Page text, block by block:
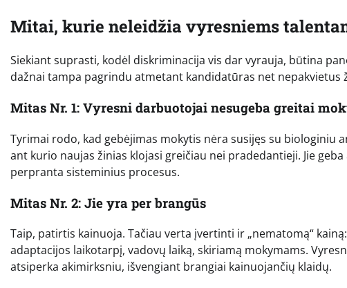
Mitai, kurie neleidžia vyresniems
Siekiant suprasti, kodėl diskriminacija vis dar vyrauja, būtina
dažnai tampa pagrindu atmetant kandidatūras net nepakvietus
Mitas Nr. 1: Vyresni darbuotojai nesugeba greitai
Tyrimai rodo, kad gebėjimas mokytis nėra susijęs su biologiniu
ant kurio naujas žinias klojasi greičiau nei pradedantieji. Jie
perpranta sisteminius procesus.
Mitas Nr. 2: Jie yra per brangūs
Taip, patirtis kainuoja. Tačiau verta įvertinti ir „nematomą“
adaptacijos laikotarpį, vadovų laiką, skiriamą mokymams.
atsiperka akimirksniu, išvengiant brangiai kainuojančių klaidų.